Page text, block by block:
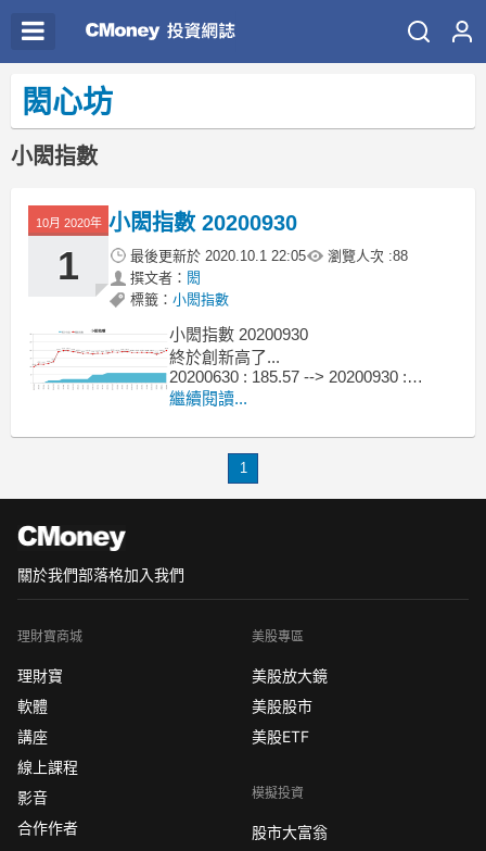
閎心坊
小閎指數
10月 2020年
1
小閎指數 20200930
最後更新於 2020.10.1 22:05 瀏覽人次 :88
撰文者： 閎
標籤： 小閎指數
小閎指數 20200930
終於創新高了...
20200630 : 185.57 --> 20200930 :
198.20
這一季持股停損太醫，主要是想降低持
股比例，當然也是7,8月營收獲利就有看
到一些狀況，只是一直想說再看看，到9
月底從籌碼來看，越看越不妙，又
繼續閱讀...
1
關於我們部落格加入我們
理財寶商城
理財寶
軟體
講座
線上課程
影音
合作作者
美股專區
美股放大鏡
美股股市
美股ETF
模擬投資
股市大富翁